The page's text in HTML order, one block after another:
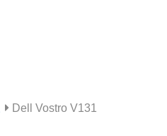
Dell Vostro V131